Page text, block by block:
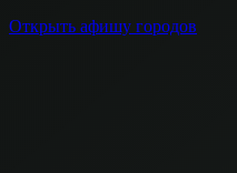
Открыть афишу городов